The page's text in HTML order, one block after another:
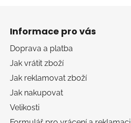
Informace pro vás
Doprava a platba
Jak vrátit zboží
Jak reklamovat zboží
Jak nakupovat
Velikosti